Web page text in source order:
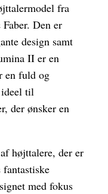
fra
Den er
design samt
II er en
en fuld og
til
der ønsker en
højttalere, der er
med fokus